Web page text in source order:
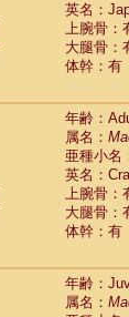
英名：
上腕骨：
大腿骨：
体幹：有
年齢：
属名：
亜種小名
英名：
上腕骨：
大腿骨：
体幹：有
年齢：
属名：